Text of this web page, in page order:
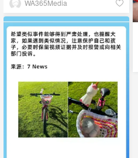
WA365Media